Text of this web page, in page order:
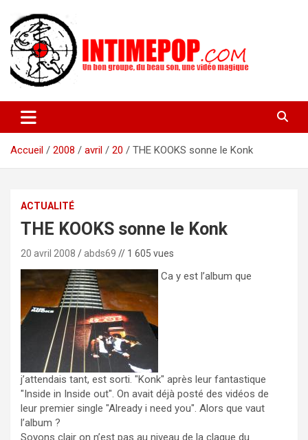
contenu
intimepop.com
actuelles pop rock, post-rock, indé sur Lyon. rock pop concert
lyon
Accueil
2008 avril 20 THE KOOKS sonne le Konk
ACTUALITÉ
THE KOOKS sonne le Konk
20 avril 2008 abds69 // 1 605 vues
Ca y est l’album que
j’attendais tant, est sorti. "Konk" après leur fantastique
"Inside in Inside out". On avait déjà posté des vidéos de
leur premier single "Already i need you". Alors que vaut
l’album ?
Soyons clair on n’est pas au niveau de la claque du